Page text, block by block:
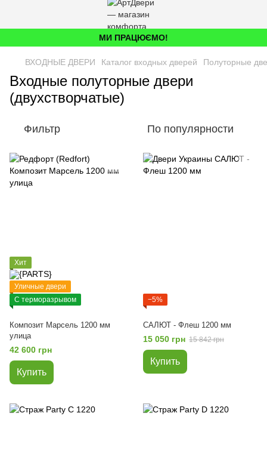
МИ ПРАЦЮЄМО!
ВХОДНЫЕ ДВЕРИ Каталог входных дверей Полуторные
Входные полуторные двери
(двухстворчатые)
Фильтр По популярности
Хит
Уличные двери
С терморазрывом
Композит Марсель 1200 мм
улица
42 600 грн
Купить
−5%
САЛЮТ - Флеш 1200 мм
15 050 грн 15 842 грн
Купить